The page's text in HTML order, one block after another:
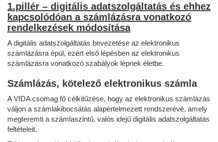
1.pillér – digitális adatszolgáltatás és ehhez
kapcsolódóan a számlázásra vonatkozó
rendelkezések módosítása
A digitális adatszolgáltatás bevezetése az elektronikus
számlázásra épül, ezért első lépésben az elektronikus
számlázásra vonatkozó szabályok lépnek életbe.
Számlázás, kötelező elektronikus számla
A VIDA csomag fő célkitűzése, hogy az elektronikus számlázás
váljon a számlakibocsátás alapértelmezett rendszerévé, amely
megteremti a számlaszintű, valós idejű digitális adatszolgáltatás
feltételeit.